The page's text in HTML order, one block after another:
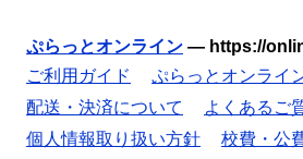
ぷらっとオンライン — https://
ご利用ガイド
ぷらっとオンライ
配送・決済について
よくあるご
個人情報取り扱い方針
校費・公